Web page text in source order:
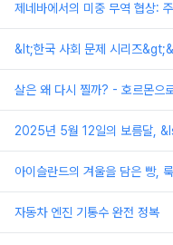
제네바에서의 미중 무역 협상:
&lt;한국 사회 문제 시리즈
살은 왜 다시 찔까? - 호르몬으
2025년 5월 12일의 보름달,
아이슬란드의 겨울을 담은 빵,
자동차 엔진 기통수 완전 정복